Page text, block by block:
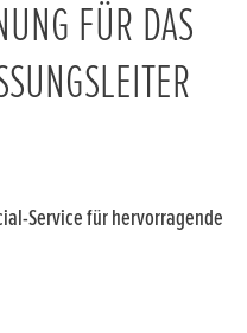
FÜR DAS
Service für hervorragende